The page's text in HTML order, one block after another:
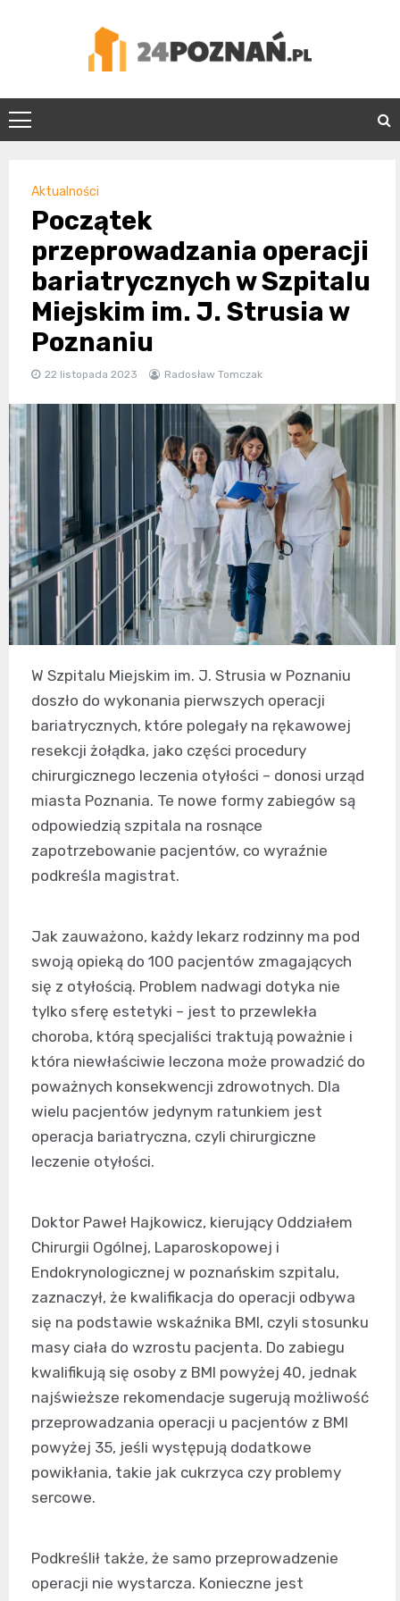
24Poznań.pl
Aktualności
Początek
przeprowadzania operacji
bariatrycznych w Szpitalu
Miejskim im. J. Strusia w
Poznaniu
22 listopada 2023 Radosław Tomczak
W Szpitalu Miejskim im. J. Strusia w Poznaniu
doszło do wykonania pierwszych operacji
bariatrycznych, które polegały na rękawowej
resekcji żołądka, jako części procedury
chirurgicznego leczenia otyłości – donosi urząd
miasta Poznania. Te nowe formy zabiegów są
odpowiedzią szpitala na rosnące
zapotrzebowanie pacjentów, co wyraźnie
podkreśla magistrat.
Jak zauważono, każdy lekarz rodzinny ma pod
swoją opieką do 100 pacjentów zmagających
się z otyłością. Problem nadwagi dotyka nie
tylko sferę estetyki – jest to przewlekła
choroba, którą specjaliści traktują poważnie i
która niewłaściwie leczona może prowadzić do
poważnych konsekwencji zdrowotnych. Dla
wielu pacjentów jedynym ratunkiem jest
operacja bariatryczna, czyli chirurgiczne
leczenie otyłości.
Doktor Paweł Hajkowicz, kierujący Oddziałem
Chirurgii Ogólnej, Laparoskopowej i
Endokrynologicznej w poznańskim szpitalu,
zaznaczył, że kwalifikacja do operacji odbywa
się na podstawie wskaźnika BMI, czyli stosunku
masy ciała do wzrostu pacjenta. Do zabiegu
kwalifikują się osoby z BMI powyżej 40, jednak
najświeższe rekomendacje sugerują możliwość
przeprowadzania operacji u pacjentów z BMI
powyżej 35, jeśli występują dodatkowe
powikłania, takie jak cukrzyca czy problemy
sercowe.
Podkreślił także, że samo przeprowadzenie
operacji nie wystarcza. Konieczne jest